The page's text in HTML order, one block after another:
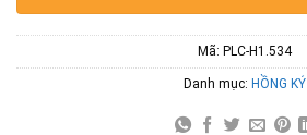
Mã: PLC-H1.534
Danh mục: HỒNG KÝ